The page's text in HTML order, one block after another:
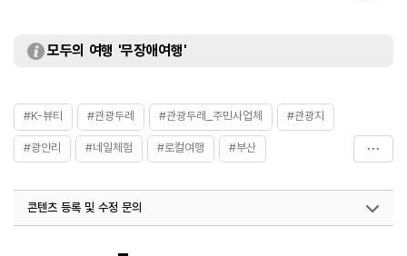
모두의 여행 '무장애여행'
#K-뷰티 #관광두레 #관광두레_주민사업체 #관광지
#광안리 #네일체험 #로컬여행 #부산
#키즈체험 #해양웰니스
콘텐츠 등록 및 수정 문의